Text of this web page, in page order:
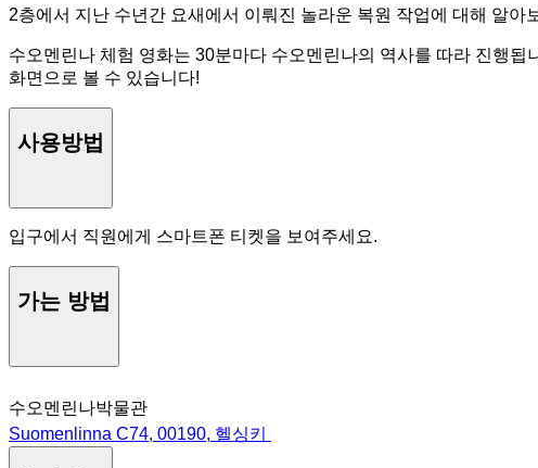
2층에서 지난 수년간 요새에서 이뤄진 놀라운 복원 작업에 대해 알아
수오멘린나 체험 영화는 30분마다 수오멘린나의 역사를 따라 진행
화면으로 볼 수 있습니다!
사용방법
입구에서 직원에게 스마트폰 티켓을 보여주세요.
가는 방법
수오멘린나박물관
Suomenlinna C74, 00190, 헬싱키